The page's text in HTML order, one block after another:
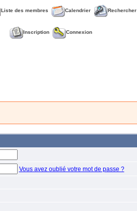
Liste des membres Calendrier Rechercher
Inscription Connexion
Vous avez oublié votre mot de passe ?